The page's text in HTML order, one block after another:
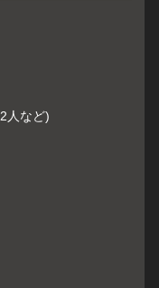
人など)